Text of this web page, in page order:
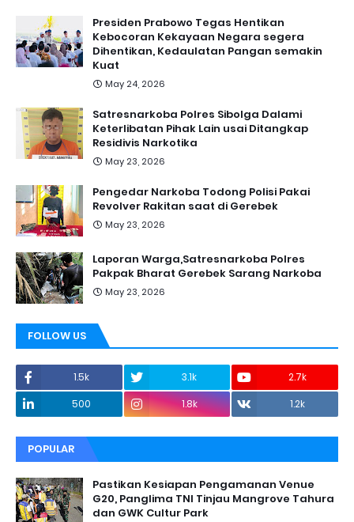
Presiden Prabowo Tegas Hentikan
Kebocoran Kekayaan Negara segera
Dihentikan, Kedaulatan Pangan semakin
Kuat
May 24, 2026
Satresnarkoba Polres Sibolga Dalami
Keterlibatan Pihak Lain usai Ditangkap
Residivis Narkotika
May 23, 2026
Pengedar Narkoba Todong Polisi Pakai
Revolver Rakitan saat di Gerebek
May 23, 2026
Laporan Warga,Satresnarkoba Polres
Pakpak Bharat Gerebek Sarang Narkoba
May 23, 2026
FOLLOW US
1.5k 3.1k
2.7k
500
1.8k 1.2k
POPULAR
Pastikan Kesiapan Pengamanan Venue
G20, Panglima TNI Tinjau Mangrove Tahura
dan GWK Cultur Park